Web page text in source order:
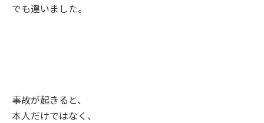
でも違いました。
事故が起きると、
本人だけではなく、